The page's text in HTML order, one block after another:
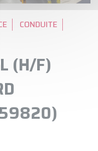
CONDUITE
(H/F)